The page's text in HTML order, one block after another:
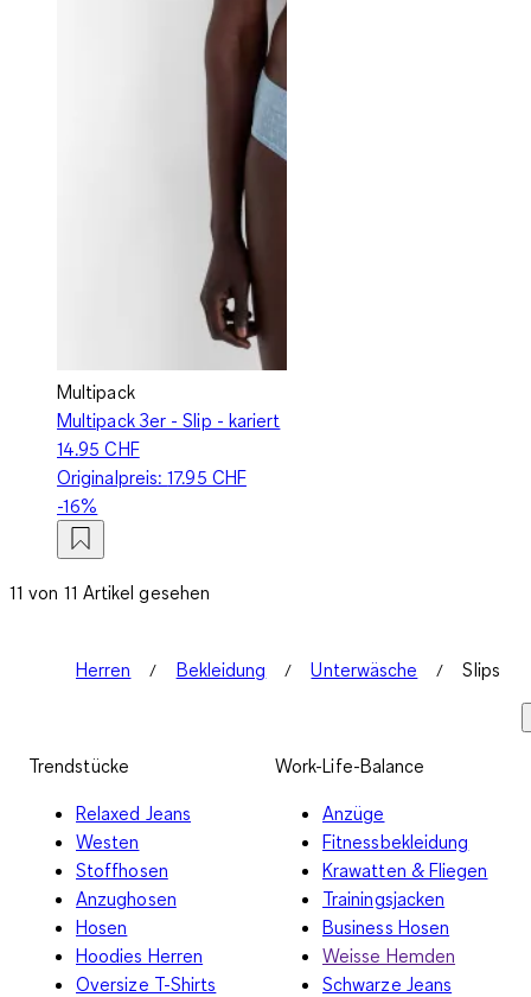
Multipack
Multipack 3er - Slip - kariert
14.95 CHF
Originalpreis:17.95 CHF
-16%
11 von 11 Artikel gesehen
Herren Bekleidung Unterwäsche Slips
Trendstücke
Relaxed Jeans
Westen
Stoffhosen
Anzughosen
Hosen
Hoodies Herren
Oversize T-Shirts
Work-Life-Balance
Anzüge
Fitnessbekleidung
Krawatten & Fliegen
Trainingsjacken
Business Hosen
Weisse Hemden
Schwarze Jeans